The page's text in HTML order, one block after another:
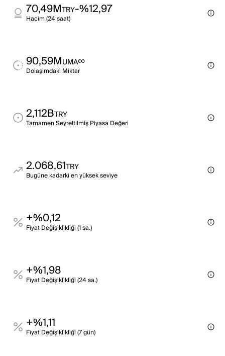
70,49MTRY-%12,97
Haci̇m (24 saat)
90,59MUMA∞
Dolaşimdaki̇ Mi̇ktar
2,112BTRY
Tamamen Seyreltilmiş Piyasa Değeri
2.068,61TRY
Bugüne kadarki̇ en yüksek sevi̇ye
+%0,12
Fi̇yat Deği̇şi̇kli̇kli̇ği̇ (1 sa.)
+%1,98
Fi̇yat Deği̇şi̇kli̇kli̇ği̇ (24 sa.)
+%1,11
Fi̇yat Deği̇şi̇kli̇kli̇ği̇ (7 gün)